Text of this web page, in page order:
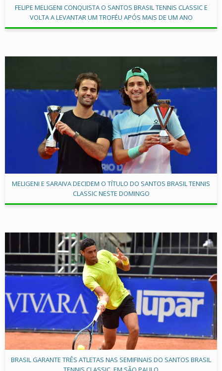
FELIPE MELIGENI CONQUISTA O SANTOS BRASIL TENNIS CLASSIC E
VOLTA A LEVANTAR UM TROFÉU APÓS MAIS DE UM ANO
MELIGENI E SARAIVA DECIDEM O TÍTULO DO SANTOS BRASIL TENNIS
CLASSIC NESTE DOMINGO
BRASIL GARANTE TRÊS ATLETAS NAS SEMIFINAIS DO SANTOS BRASIL